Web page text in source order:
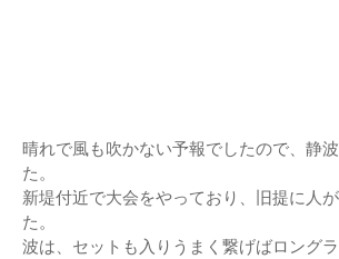
晴れで風も吹かない予報でしたので、静
た。
新堤付近で大会をやっており、旧提に人
た。
波は、セットも入りうまく繋げばロング